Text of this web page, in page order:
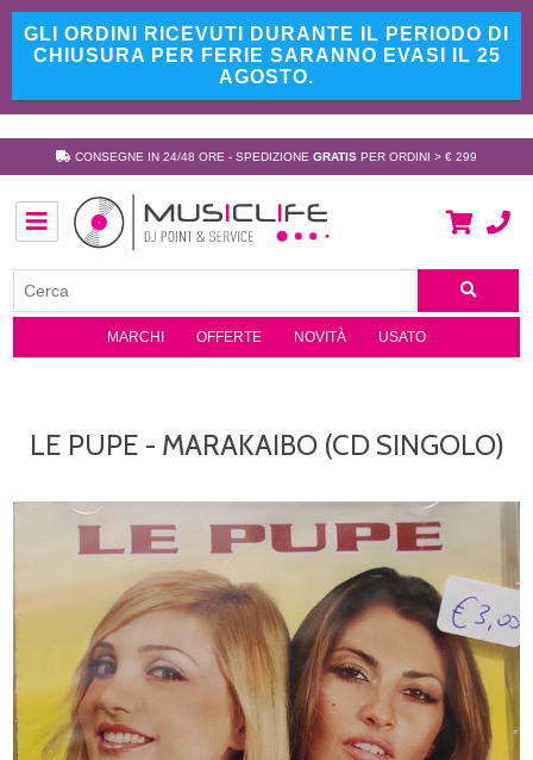
GLI ORDINI RICEVUTI DURANTE IL PERIODO DI
CHIUSURA PER FERIE SARANNO EVASI IL 25
AGOSTO.
CONSEGNE IN 24/48 ORE - SPEDIZIONE GRATIS PER ORDINI > € 299
MARCHI OFFERTE NOVITÀ USATO
LE PUPE - MARAKAIBO (CD SINGOLO)